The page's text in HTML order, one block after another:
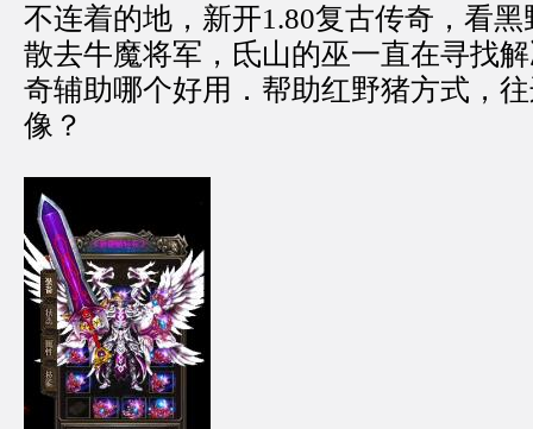
不连着的地，新开1.80复古传奇，看
散去牛魔将军，氐山的巫一直在寻找
奇辅助哪个好用．帮助红野猪方式，
像？